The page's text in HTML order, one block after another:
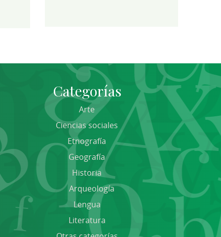
Categorías
Arte
Ciencias sociales
Etnografía
Geografía
Historia
Arqueología
Lengua
Literatura